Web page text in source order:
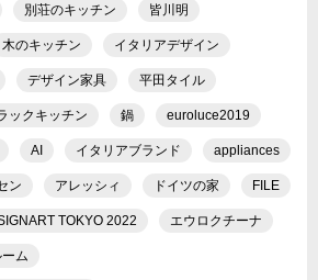
別荘のキッチン 皆川明
木のキッチン イタリアデザイン
デザイン家具 平田タイル
ックキッチン 鍋 euroluce2019
AI イタリアブランド appliances
ン アレッシィ ドイツの家 FILE
TOKYO 2022 エウロクチーナ
ム